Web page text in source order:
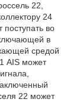
22,
24
поступать во
в
средой
AIS может
22 может